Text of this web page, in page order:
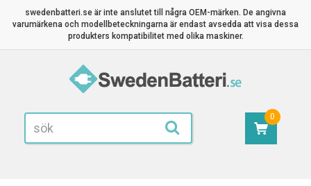
swedenbatteri.se är inte anslutet till några OEM-märken. De angivna
varumärkena och modellbeteckningarna är endast avsedda att visa dessa
produkters kompatibilitet med olika maskiner.
0